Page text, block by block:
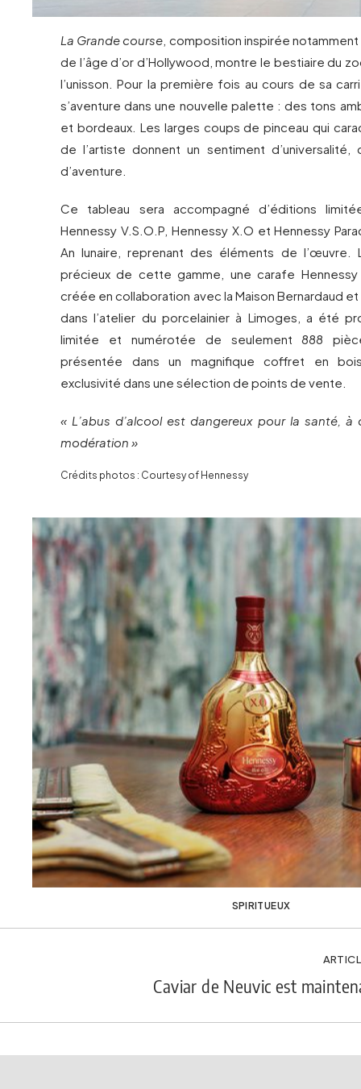
La Grande course , composition inspirée
de l’âge d’or d’Hollywood, montre le bestiaire du
l’unisson. Pour la première fois au cours de sa
s’aventure dans une nouvelle palette : des tons
et bordeaux. Les larges coups de pinceau qui
de l’artiste donnent un sentiment d’universalité,
d’aventure.
Ce tableau sera accompagné d’éditions
Hennessy V.S.O.P, Hennessy X.O et Hennessy
An lunaire, reprenant des éléments de l’œuvre.
précieux de cette gamme, une carafe Hennessy
créée en collaboration avec la Maison Bernardaud
dans l’atelier du porcelainier à Limoges, a été
limitée et numérotée de seulement 888
présentée dans un magnifique coffret en
exclusivité dans une sélection de points de vente.
« L’abus d’alcool est dangereux pour la santé, à
modération »
Crédits photos : Courtesy of Hennessy
SPIRITUEUX
Caviar de Neuvic est